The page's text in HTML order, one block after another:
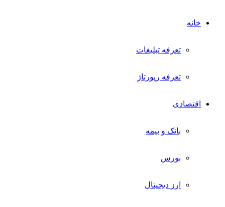
خانه
تعرفه تبلیغات
تعرفه رپورتاژ
اقتصادی
بانک و بیمه
بورس
ارز دیجیتال